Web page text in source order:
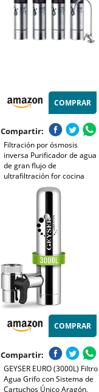
COMPRAR
Compartir:
Filtración por ósmosis
inversa Purificador de agua
de gran flujo de
ultrafiltración for cocina
doméstica debajo del
fregadero con grifo bebida
Sistema de filtro de agua
COMPRAR
Compartir:
GEYSER EURO (3000L) Filtro
Agua Grifo con Sistema de
Cartuchos Único Aragón,